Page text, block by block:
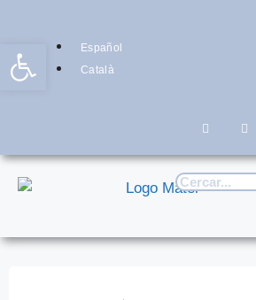
Español
Català
Obre la barra